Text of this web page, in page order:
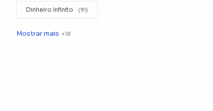
Dinheiro Infinito
Editar Videos